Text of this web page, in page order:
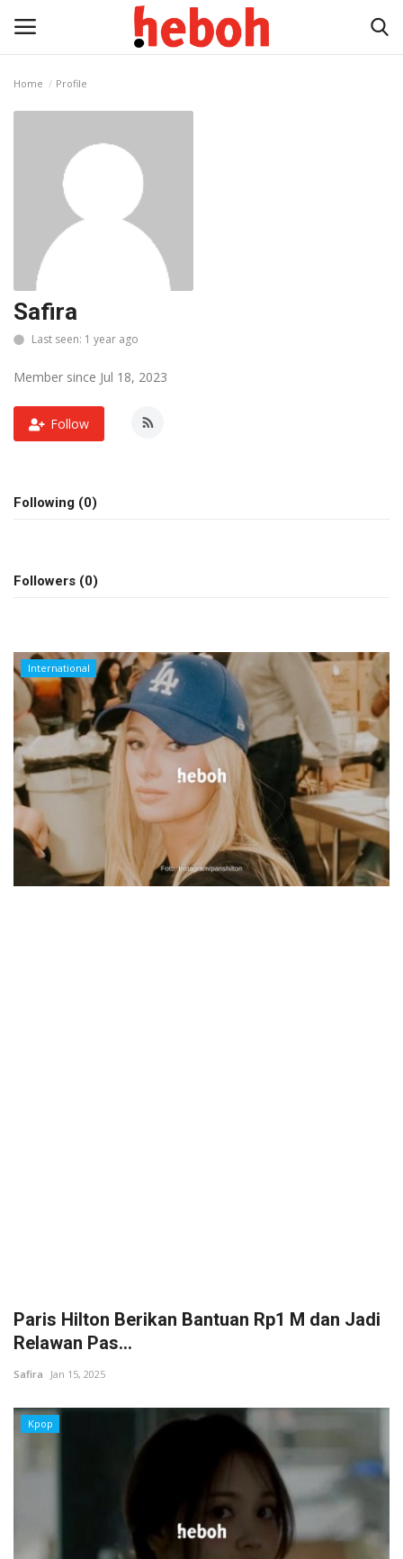
Entertainment
Video
News
Home Profile
Safira
Last seen: 1 year ago
Member since Jul 18, 2023
Follow
Following (0)
Followers (0)
International
Paris Hilton Berikan Bantuan Rp1 M dan Jadi
Relawan Pas...
Safira Jan 15, 2025
Kpop